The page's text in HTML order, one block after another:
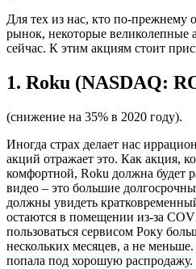
Для тех из нас, кто по-прежнему
рынок, некоторые великолепные
сейчас. К этим акциям стоит
1. Roku (NASDAQ:
(снижение на 35% в 2020 году).
Иногда страх делает нас
акций отражает это. Как акция,
комфортной, Roku должна будет
видео – это большие
должны увидеть
остаются в помещении из-за
пользоваться сервисом Року
нескольких месяцев, а не
попала под хорошую распродажу.